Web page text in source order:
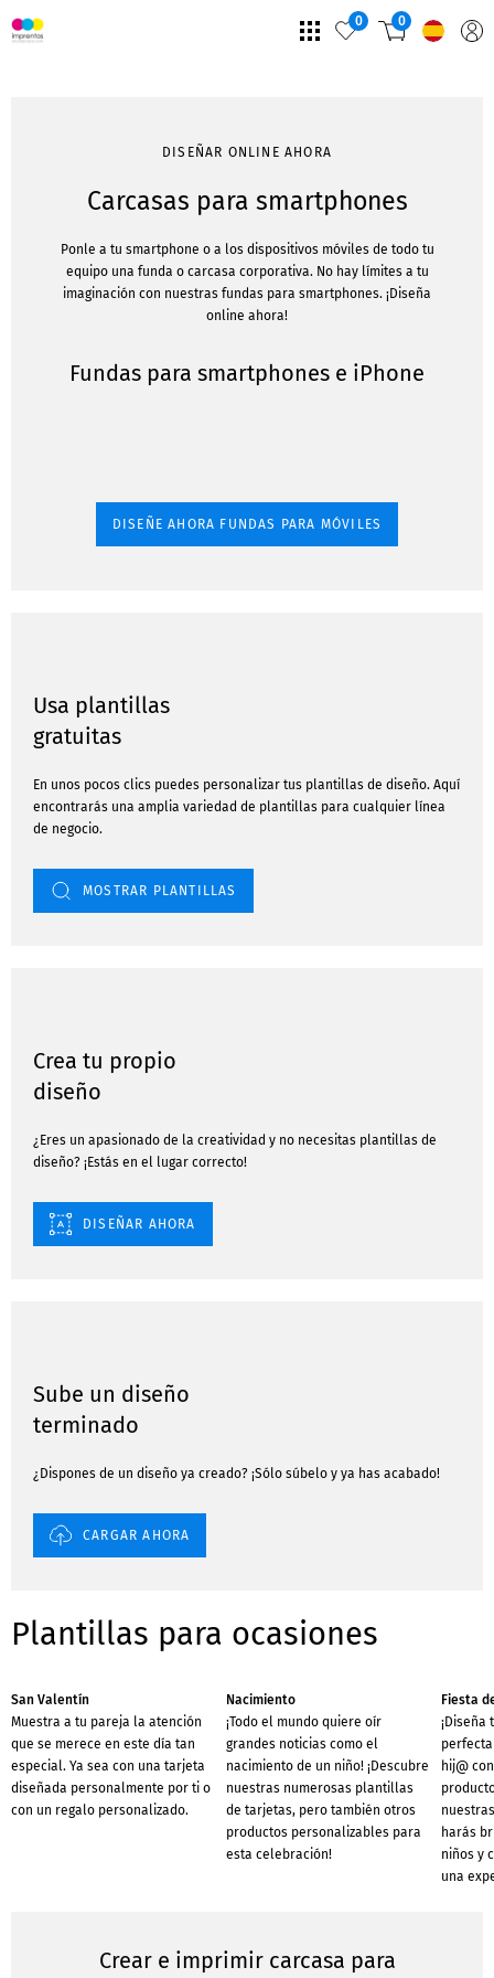
0 0
DISEÑAR ONLINE AHORA
Carcasas para smartphones
Ponle a tu smartphone o a los dispositivos móviles de todo tu
equipo una funda o carcasa corporativa. No hay límites a tu
imaginación con nuestras fundas para smartphones. ¡Diseña
online ahora!
Fundas para smartphones e iPhone
DISEÑE AHORA FUNDAS PARA MÓVILES
Usa plantillas
gratuitas
En unos pocos clics puedes personalizar tus plantillas de diseño. Aquí
encontrarás una amplia variedad de plantillas para cualquier línea
de negocio.
MOSTRAR PLANTILLAS
Crea tu propio
diseño
¿Eres un apasionado de la creatividad y no necesitas plantillas de
diseño? ¡Estás en el lugar correcto!
DISEÑAR AHORA
Sube un diseño
terminado
¿Dispones de un diseño ya creado? ¡Sólo súbelo y ya has acabado!
CARGAR AHORA
Plantillas para ocasiones
San Valentín
Muestra a tu pareja la atención
que se merece en este día tan
especial. Ya sea con una tarjeta
diseñada personalmente por ti o
con un regalo personalizado.
Nacimiento
¡Todo el mundo quiere oír
grandes noticias como el
nacimiento de un niño! ¡Descubre
nuestras numerosas plantillas
de tarjetas, pero también otros
productos personalizables para
esta celebración!
Fiesta
¡Diseña
hij@
harás
niños y
una
Crear e imprimir carcasa para